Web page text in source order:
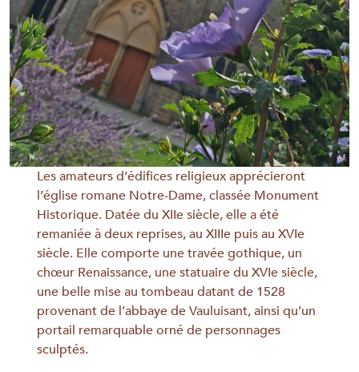
Les amateurs d’édifices religieux apprécieront
l’église romane Notre-Dame, classée Monument
Historique. Datée du XIIe siècle, elle a été
remaniée à deux reprises, au XIIIe puis au XVIe
siècle. Elle comporte une travée gothique, un
chœur Renaissance, une statuaire du XVIe siècle,
une belle mise au tombeau datant de 1528
provenant de l’abbaye de Vauluisant, ainsi qu’un
portail remarquable orné de personnages
sculptés.